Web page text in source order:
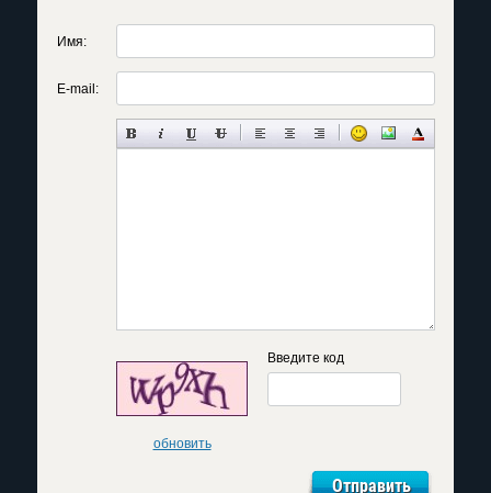
Имя:
E-mail:
обновить
Введите код